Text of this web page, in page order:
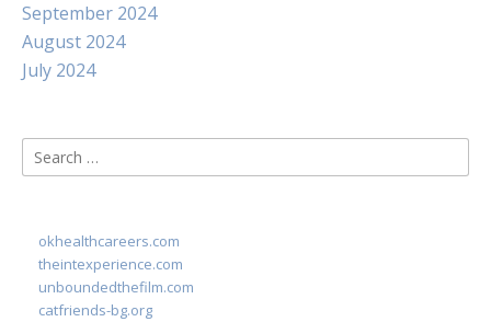
September 2024
August 2024
July 2024
Search
for:
okhealthcareers.com
theintexperience.com
unboundedthefilm.com
catfriends-bg.org